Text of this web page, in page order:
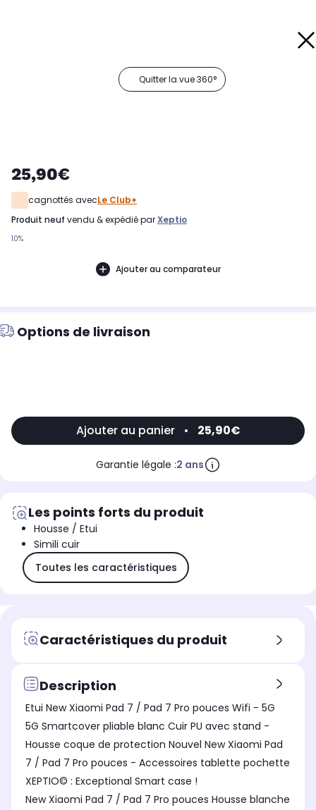
Quitter la vue 360°
25,90€
cagnottés avecLe Club+
produit neuf vendu & expédié parXeptio
10%
Ajouter au comparateur
Options de livraison
Ajouter au panier • 25,90€
Garantie légale :2 ans
Les points forts du produit
Housse / Etui
Simili cuir
Toutes les caractéristiques
Caractéristiques du produit
Description
Etui New Xiaomi Pad 7 / Pad 7 Pro pouces Wifi - 5G
5G Smartcover pliable blanc Cuir PU avec stand -
Housse coque de protection Nouvel New Xiaomi Pad
7 / Pad 7 Pro pouces - Accessoires tablette pochette
XEPTIO© : Exceptional Smart case !
New Xiaomi Pad 7 / Pad 7 Pro pouces Housse blanche